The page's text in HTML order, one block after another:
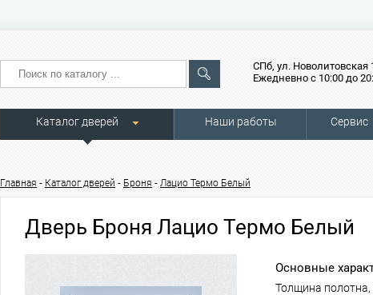
СПб, ул. Новолитовская
Ежедневно с 10:00 до
Каталог дверей Наши работы Сервис
Главная - Каталог дверей - Броня - Лацио Термо Белый
Дверь Броня Лацио Термо Белый
Основные
Толщина